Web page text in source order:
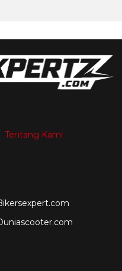
Tentang Kami